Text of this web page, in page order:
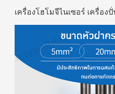
เครื่องโฮโมจีไนเซอร์ เครื่อง